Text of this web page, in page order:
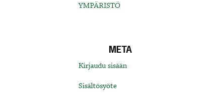
YMPÄRISTÖ
META
Kirjaudu sisään
Sisältösyöte